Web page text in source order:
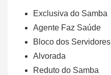
Exclusiva do Samba
Agente Faz Saúde
Bloco dos Servidores
Alvorada
Reduto do Samba